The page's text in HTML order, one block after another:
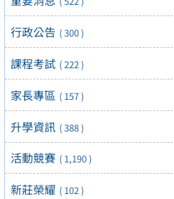
行政公告 ( 300 )
課程考試 ( 222 )
家長專區 ( 157 )
升學資訊 ( 388 )
活動競賽 ( 1,190 )
新莊榮耀 ( 102 )